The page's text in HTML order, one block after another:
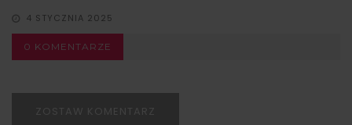
4 STYCZNIA 2025
0 KOMENTARZE
ZOSTAW KOMENTARZ